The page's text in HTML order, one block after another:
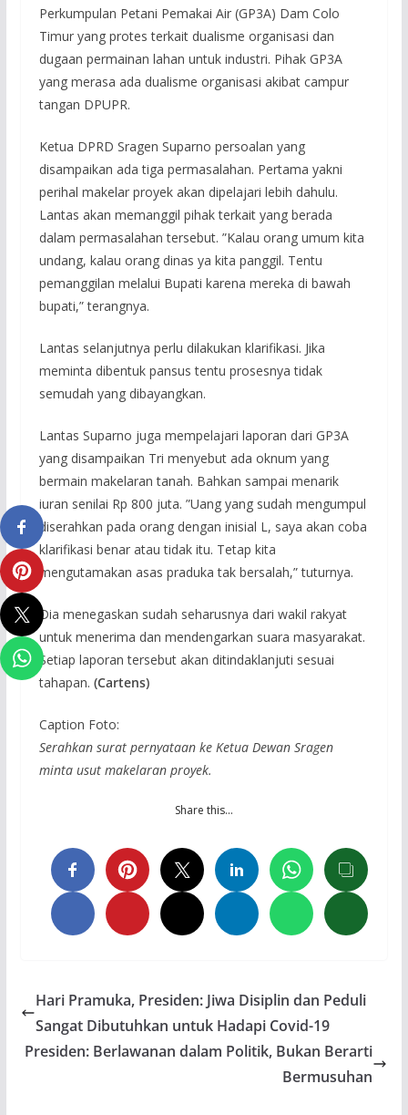
Perkumpulan Petani Pemakai Air (GP3A) Dam Colo
Timur yang protes terkait dualisme organisasi dan
dugaan permainan lahan untuk industri. Pihak GP3A
yang merasa ada dualisme organisasi akibat campur
tangan DPUPR.
Ketua DPRD Sragen Suparno persoalan yang
disampaikan ada tiga permasalahan. Pertama yakni
perihal makelar proyek akan dipelajari lebih dahulu.
Lantas akan memanggil pihak terkait yang berada
dalam permasalahan tersebut. ”Kalau orang umum kita
undang, kalau orang dinas ya kita panggil. Tentu
pemanggilan melalui Bupati karena mereka di bawah
bupati,” terangnya.
Lantas selanjutnya perlu dilakukan klarifikasi. Jika
meminta dibentuk pansus tentu prosesnya tidak
semudah yang dibayangkan.
Lantas Suparno juga mempelajari laporan dari GP3A
yang disampaikan Tri menyebut ada oknum yang
bermain makelaran tanah. Bahkan sampai menarik
iuran senilai Rp 800 juta. ”Uang yang sudah mengumpul
diserahkan pada orang dengan inisial L, saya akan coba
klarifikasi benar atau tidak itu. Tetap kita
mengutamakan asas praduka tak bersalah,” tuturnya.
Dia menegaskan sudah seharusnya dari wakil rakyat
untuk menerima dan mendengarkan suara masyarakat.
Setiap laporan tersebut akan ditindaklanjuti sesuai
tahapan. (Cartens)
Caption Foto:
Serahkan surat pernyataan ke Ketua Dewan Sragen
minta usut makelaran proyek.
Share this…
Hari Pramuka, Presiden: Jiwa Disiplin dan Peduli
Sangat Dibutuhkan untuk Hadapi Covid-19
Presiden: Berlawanan dalam Politik, Bukan Berarti
Bermusuhan